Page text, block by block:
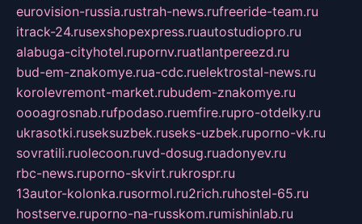
eurovision-russia.rustrah-news.rufreeride-team.ru
itrack-24.rusexshopexpress.ruautostudiopro.ru
alabuga-cityhotel.rupornv.ruatlantpereezd.ru
bud-em-znakomye.rua-cdc.ruelektrostal-news.ru
korolevremont-market.rubudem-znakomye.ru
oooagrosnab.rufpodaso.ruemfire.rupro-otdelky.ru
ukrasotki.ruseksuzbek.ruseks-uzbek.ruporno-vk.ru
sovratili.ruolecoon.ruvd-dosug.ruadonyev.ru
rbc-news.ruporno-skvirt.rukrospr.ru
13autor-kolonka.rusormol.ru2rich.ruhostel-65.ru
hostserve.ruporno-na-russkom.rumishinlab.ru